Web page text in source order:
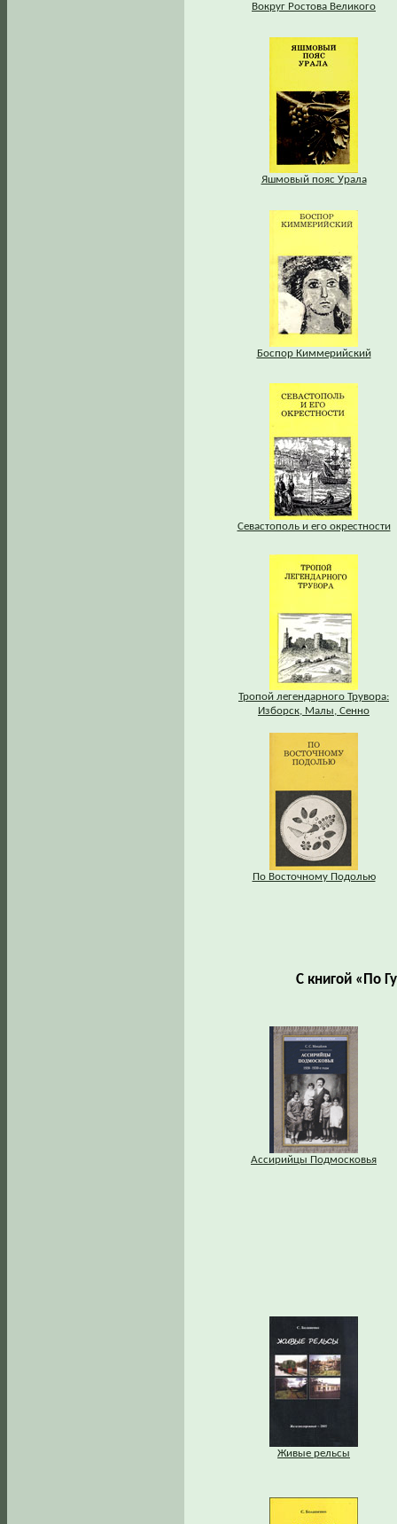
Вокруг Ростова Великого
Яшмовый пояс Урала
Боспор Киммерийский
Севастополь и его окрестности
Тропой легендарного Трувора:
Изборск, Малы, Сенно
По Восточному Подолью
С книгой «По
Ассирийцы Подмосковья
Живые рельсы